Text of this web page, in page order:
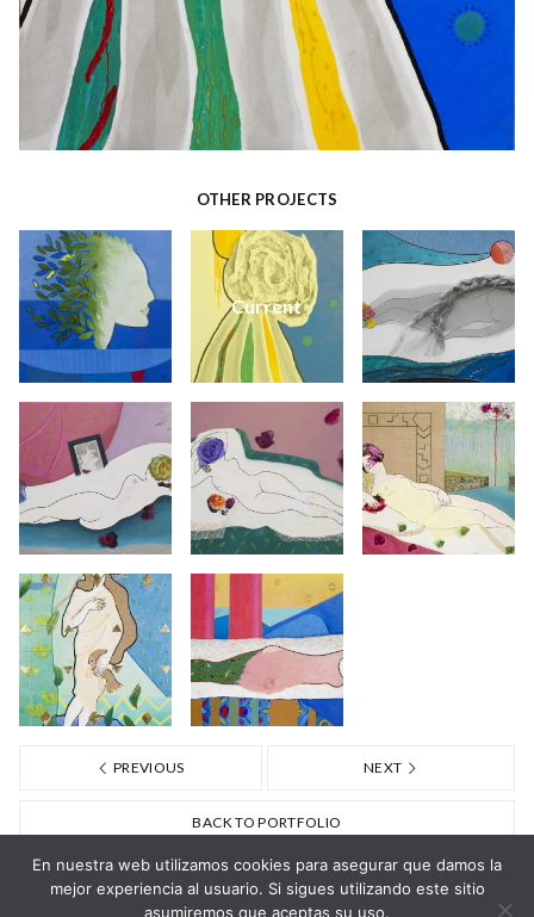
OTHER PROJECTS
Current
PREVIOUS NEXT
BACK TO PORTFOLIO
En nuestra web utilizamos cookies para asegurar que damos la
mejor experiencia al usuario. Si sigues utilizando este sitio
asumiremos que aceptas su uso.